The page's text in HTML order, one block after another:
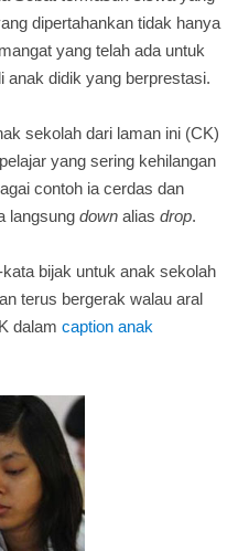
dipertahankan tidak hanya
yang telah ada untuk
anak didik yang berprestasi.
sekolah dari laman ini (CK)
yang sering kehilangan
contoh ia cerdas dan
langsung downalias drop.
bijak untuk anak sekolah
terus bergerak walau aral
dalam caption anak